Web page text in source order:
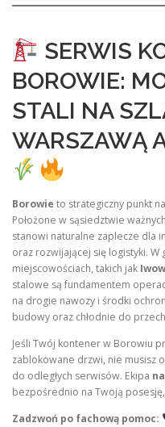
SERWIS
BOROWIE:
STALI NA
WARSZAWĄ
Borowie to strategiczny punkt
Położone w sąsiedztwie
stanowi naturalne zaplecze dla
oraz rozwijającej się logistyki.
miejscowościach, takich jak
stalowe są fundamentem
na drogie nawozy i środki
budowy oraz chłodnie do
Jeśli Twój kontener w Borowiu
zablokowane drzwi, nie musisz
do odległych serwisów. Ekipa
bezpośrednio na Twoją
Zadzwoń po fachową pomoc: